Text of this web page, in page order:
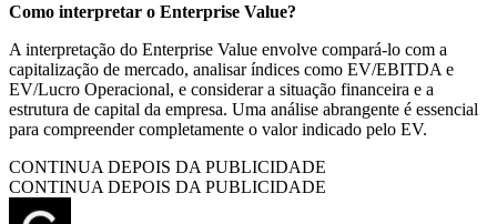
Como interpretar o Enterprise Value?
A interpretação do Enterprise Value envolve compará-lo com a
capitalização de mercado, analisar índices como EV/EBITDA e
EV/Lucro Operacional, e considerar a situação financeira e a
estrutura de capital da empresa. Uma análise abrangente é essencial
para compreender completamente o valor indicado pelo EV.
CONTINUA DEPOIS DA PUBLICIDADE
CONTINUA DEPOIS DA PUBLICIDADE